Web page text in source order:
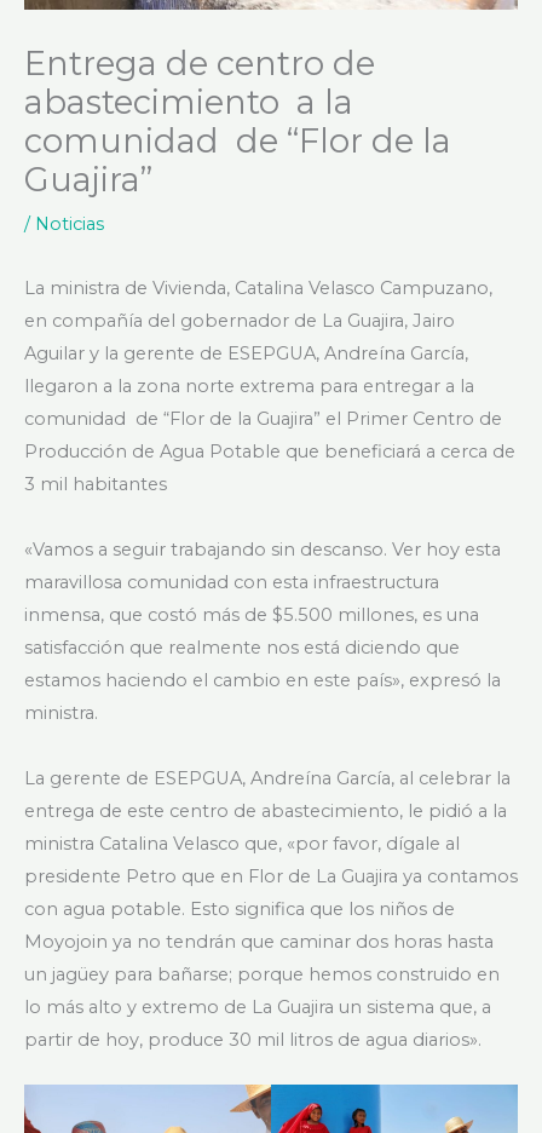
Entrega de centro de
abastecimiento a la
comunidad de “Flor de la
Guajira”
/ Noticias
La ministra de Vivienda, Catalina Velasco Campuzano,
en compañía del gobernador de La Guajira, Jairo
Aguilar y la gerente de ESEPGUA, Andreína García,
llegaron a la zona norte extrema para entregar a la
comunidad de “Flor de la Guajira” el Primer Centro de
Producción de Agua Potable que beneficiará a cerca de
3 mil habitantes
«Vamos a seguir trabajando sin descanso. Ver hoy esta
maravillosa comunidad con esta infraestructura
inmensa, que costó más de $5.500 millones, es una
satisfacción que realmente nos está diciendo que
estamos haciendo el cambio en este país», expresó la
ministra.
La gerente de ESEPGUA, Andreína García, al celebrar la
entrega de este centro de abastecimiento, le pidió a la
ministra Catalina Velasco que, «por favor, dígale al
presidente Petro que en Flor de La Guajira ya contamos
con agua potable. Esto significa que los niños de
Moyojoin ya no tendrán que caminar dos horas hasta
un jagüey para bañarse; porque hemos construido en
lo más alto y extremo de La Guajira un sistema que, a
partir de hoy, produce 30 mil litros de agua diarios».